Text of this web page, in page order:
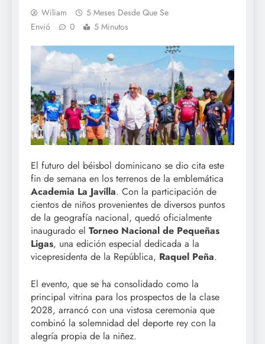
Wiliam
5 Meses Desde Que Se
Envió
0 5 Minutos
El futuro del béisbol dominicano se dio cita este
fin de semana en los terrenos de la emblemática
Academia La Javilla. Con la participación de
cientos de niños provenientes de diversos puntos
de la geografía nacional, quedó oficialmente
inaugurado el Torneo Nacional de Pequeñas
Ligas, una edición especial dedicada a la
vicepresidenta de la República, Raquel Peña.
El evento, que se ha consolidado como la
principal vitrina para los prospectos de la clase
2028, arrancó con una vistosa ceremonia que
combinó la solemnidad del deporte rey con la
alegría propia de la niñez.